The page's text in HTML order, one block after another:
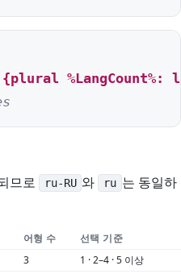
{plural %LangCount%:
므로 ru-RU 와 ru 는 동일하
어형 수 선택 기준
3 1 · 2–4 · 5 이상